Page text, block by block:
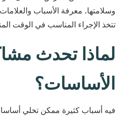
وسلامتها. معرفة الأسباب
تتخذ الإجراء المناسب في الوقت
لماذا تحدث
الأساسات؟
فيه أسباب كثيرة ممكن تخلي